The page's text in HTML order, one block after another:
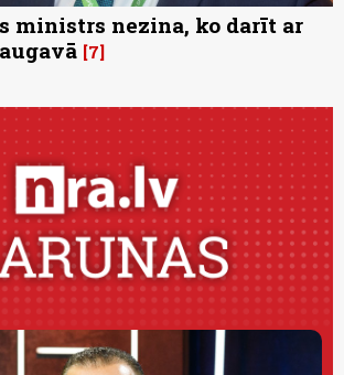
ministrs nezina, ko darīt ar
7